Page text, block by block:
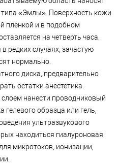
типа «Эмлы». Поверхность кожи
пленкой и в подобном
на четверть часа.
редких случаях, зачастую
нормально.
диска, предварительно
остатки анестетика.
нанести проводниковый
гелевого образца или гель,
ультразвукового
находиться гиалуроновая
микротоков, ионизации,